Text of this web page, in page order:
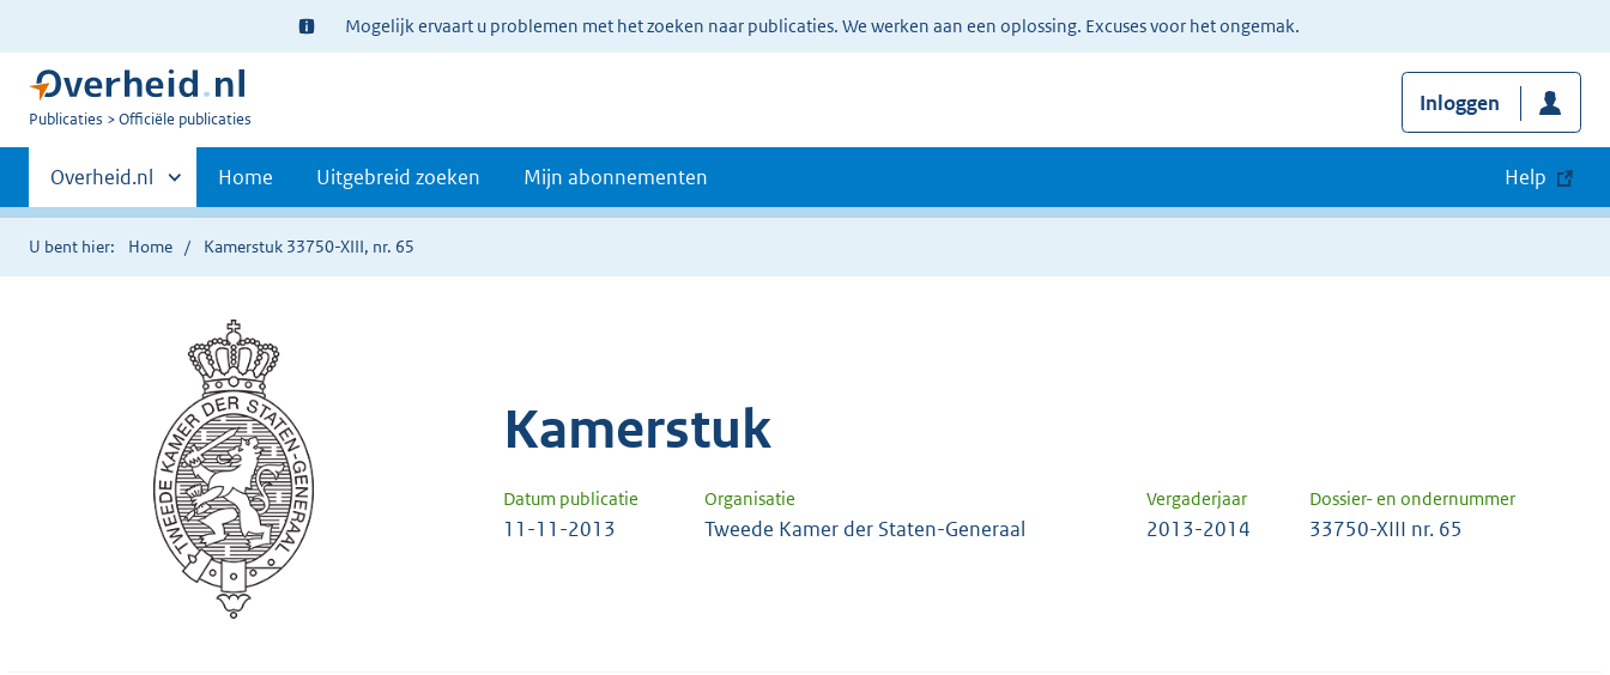
Ter
informatie:
Mogelijk ervaart u problemen met het zoeken naar publicaties. We werken aan een oplossing. Excuses voor het ongemak.
U
Publicaties Officiële publicaties
Inloggen
Primaire
navigatie
Andere
sites
binnen
Overheid.nl Home Uitgebreid zoeken Mijn abonnementen Help
U bent hier: Home Kamerstuk 33750-XIII, nr. 65
Kamerstuk
Datum publicatie Organisatie Vergaderjaar Dossier- en ondernummer
11-11-2013 Tweede Kamer der Staten-Generaal 2013-2014 33750-XIII nr. 65